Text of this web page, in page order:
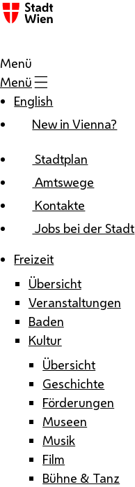
Zum Inhalt
Menü
Menü
English
New in Vienna?
Stadtplan
Amtswege
Kontakte
Jobs bei der Stadt
Freizeit
Übersicht
Veranstaltungen
Baden
Kultur
Übersicht
Geschichte
Förderungen
Museen
Musik
Film
Bühne & Tanz